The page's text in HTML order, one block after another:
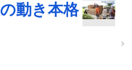
動き本格